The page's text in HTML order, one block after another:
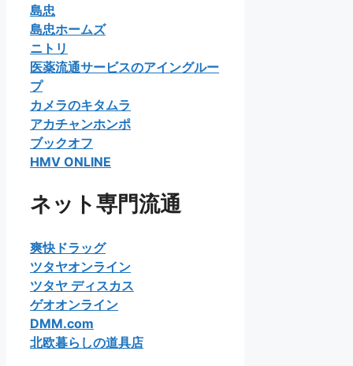
島忠
島忠ホームズ
ニトリ
医薬流通サービスのアイングルー
プ
カメラのキタムラ
アカチャンホンポ
ブックオフ
HMV ONLINE
ネット専門流通
爽快ドラッグ
ツタヤオンライン
ツタヤ ディスカス
ゲオオンライン
DMM.com
北欧暮らしの道具店